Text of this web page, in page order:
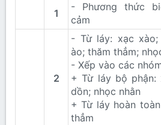
1
- Phương thức
cảm
2
- Từ láy: xạc
ào; thăm thẳm;
- Xếp vào các
+ Từ láy bộ phận:
dồn; nhọc nhằn
+ Từ láy hoàn
thẳm